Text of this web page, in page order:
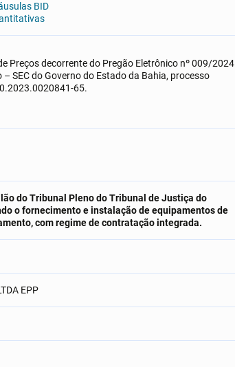
BID
Preços decorrente do Pregão Eletrônico nº 009/2024
SEC do Governo do Estado da Bahia, processo
65.
do Tribunal Pleno do Tribunalde Justiça do
o fornecimento e instalação de equipamentos de
com regime de contratação integrada.
EPP